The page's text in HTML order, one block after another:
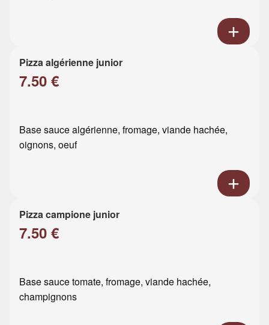
Pizza algérienne junior
7.50 €
Base sauce algérienne, fromage, viande hachée,
oignons, oeuf
Pizza campione junior
7.50 €
Base sauce tomate, fromage, viande hachée,
champignons